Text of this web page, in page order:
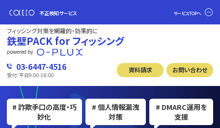
不正検知サービス サービスTOPへ
フィッシング対策を網羅的・効果的に
鉄壁PACK for フィッシング
powered by
03-6447-4516
受付：平日9:00-18:00
資料請求 お問い合わせ
# 詐欺手口の高度・巧
妙化
# 個人情報漏洩
対策
# DMARC運用を
支援